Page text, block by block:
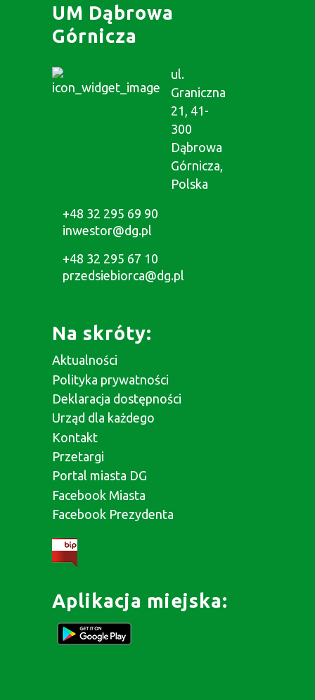
UM Dąbrowa
Górnicza
ul.
Graniczna
21, 41-
300
Dąbrowa
Górnicza,
Polska
+48 32 295 69 90
inwestor@dg.pl
+48 32 295 67 10
przedsiebiorca@dg.pl
Na skróty:
Aktualności
Polityka prywatności
Deklaracja dostępności
Urząd dla każdego
Kontakt
Przetargi
Portal miasta DG
Facebook Miasta
Facebook Prezydenta
Aplikacja miejska: